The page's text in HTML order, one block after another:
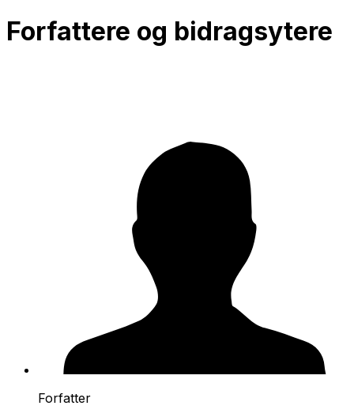
Forfattere og bidragsytere
Forfatter